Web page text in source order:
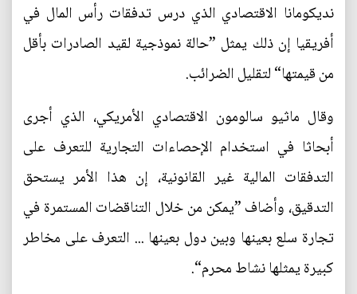
نديكومانا الاقتصادي الذي درس تدفقات رأس المال في
أفريقيا إن ذلك يمثل ”حالة نموذجية لقيد الصادرات بأقل
من قيمتها“ لتقليل الضرائب.
وقال ماثيو سالومون الاقتصادي الأمريكي، الذي أجرى
أبحاثا في استخدام الإحصاءات التجارية للتعرف على
التدفقات المالية غير القانونية، إن هذا الأمر يستحق
التدقيق، وأضاف ”يمكن من خلال التناقضات المستمرة في
تجارة سلع بعينها وبين دول بعينها ... التعرف على مخاطر
كبيرة يمثلها نشاط محرم“.